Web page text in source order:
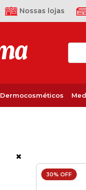
Nossas lojas
Dermocosméticos
30% OFF